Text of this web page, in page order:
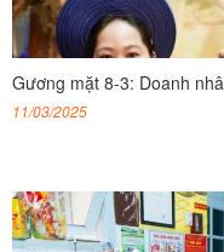
Gương mặt 8-3: Doanh
11/03/2025